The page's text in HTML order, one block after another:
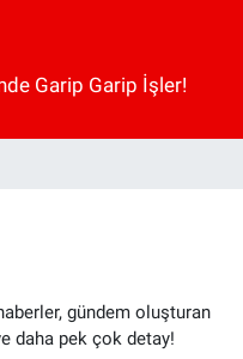
Garip Garip İşler!
gündem oluşturan
daha pek çok detay!